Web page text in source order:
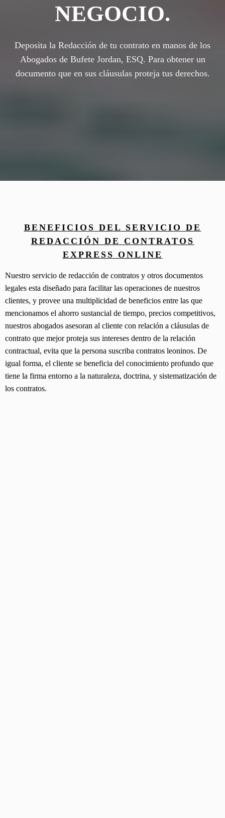
NEGOCIO.
Deposita la Redacción de tu contrato en manos de los
Abogados de Bufete Jordan, ESQ. Para obtener un
documento que en sus cláusulas proteja tus derechos.
BENEFICIOS DEL SERVICIO DE
REDACCIÓN DE CONTRATOS
EXPRESS ONLINE
Nuestro servicio de redacción de contratos y otros documentos
legales esta diseñado para facilitar las operaciones de nuestros
clientes, y provee una multiplicidad de beneficios entre las que
mencionamos el ahorro sustancial de tiempo, precios competitivos,
nuestros abogados asesoran al cliente con relación a cláusulas de
contrato que mejor proteja sus intereses dentro de la relación
contractual, evita que la persona suscriba contratos leoninos. De
igual forma, el cliente se beneficia del conocimiento profundo que
tiene la firma entorno a la naturaleza, doctrina, y sistematización de
los contratos.